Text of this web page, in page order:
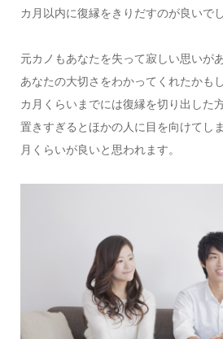
カ月以内に復縁をきりだすのが良いでし
元カノもあなたを失って寂しい思いが
あなたの大切さをわかってくれたかも
カ月くらいまでには復縁を切り出した
置きすぎるとほかの人に目を向けてし
月くらいが良いと思われます。